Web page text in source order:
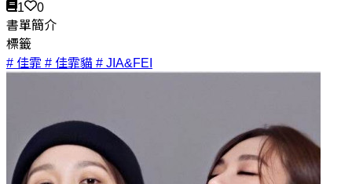
1
0
書單簡介
標籤
# 佳霏 # 佳霏貓 # JIA&FEI